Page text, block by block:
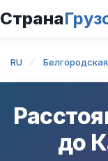
Страна
RU
до